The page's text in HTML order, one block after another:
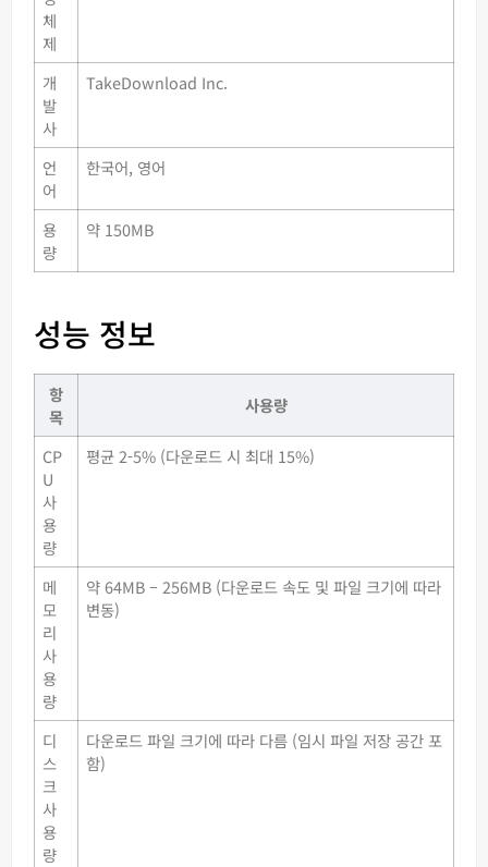
체
제
개
발
사
TakeDownload Inc.
언
어
한국어, 영어
용
량
약 150MB
성능 정보
항
목
사용량
CP
U
사
용
량
평균 2-5% (다운로드 시 최대 15%)
메
모
리
사
용
량
약 64MB – 256MB (다운로드 속도 및 파일 크기에 따라
변동)
디
스
크
사
용
량
다운로드 파일 크기에 따라 다름 (임시 파일 저장 공간 포
함)